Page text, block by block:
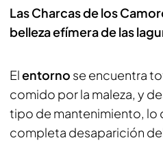
Las Charcas de los
belleza efímera de las
Elentorno se encuentra
comido por la maleza, y
tipo de mantenimiento, lo
completa desaparición